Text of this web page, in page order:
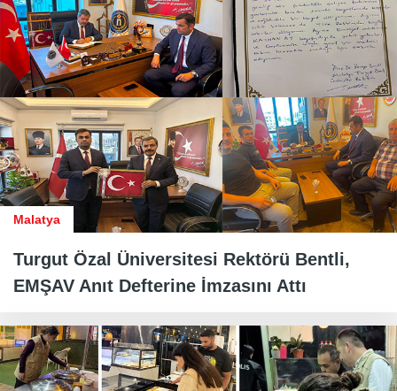
Malatya
Turgut Özal Üniversitesi Rektörü Bentli,
EMŞAV Anıt Defterine İmzasını Attı